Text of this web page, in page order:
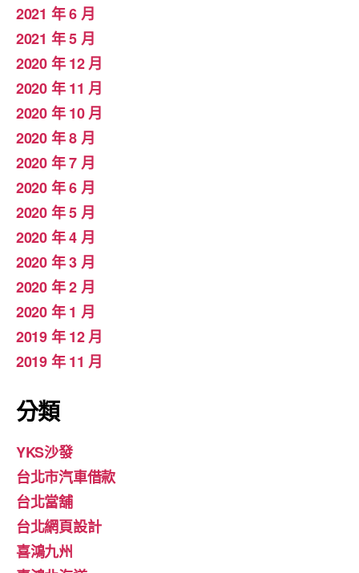
2021 年 6 月
2021 年 5 月
2020 年 12 月
2020 年 11 月
2020 年 10 月
2020 年 8 月
2020 年 7 月
2020 年 6 月
2020 年 5 月
2020 年 4 月
2020 年 3 月
2020 年 2 月
2020 年 1 月
2019 年 12 月
2019 年 11 月
分類
YKS沙發
台北市汽車借款
台北當舖
台北網頁設計
喜鴻九州